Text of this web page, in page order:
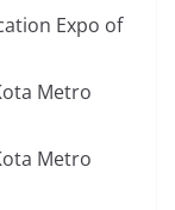
Expo of
Metro
Metro